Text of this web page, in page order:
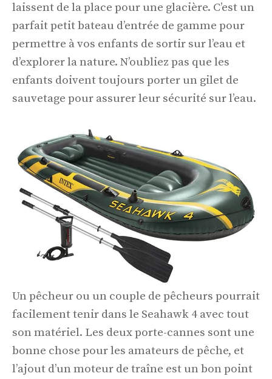
laissent de la place pour une glacière. C’est un
parfait petit bateau d’entrée de gamme pour
permettre à vos enfants de sortir sur l’eau et
d’explorer la nature. N’oubliez pas que les
enfants doivent toujours porter un gilet de
sauvetage pour assurer leur sécurité sur l’eau.
Un pêcheur ou un couple de pêcheurs pourrait
facilement tenir dans le Seahawk 4 avec tout
son matériel. Les deux porte-cannes sont une
bonne chose pour les amateurs de pêche, et
l’ajout d’un moteur de traîne est un bon point